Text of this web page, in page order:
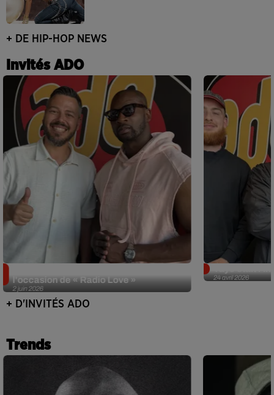
+ DE HIP-HOP NEWS
Invités ADO
2 juin 2026
l'occasion de « Radio Love »
24 avril 2026
+ D'INVITÉS ADO
Trends